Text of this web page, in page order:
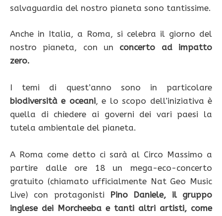
salvaguardia del nostro pianeta sono tantissime.
Anche in Italia, a Roma, si celebra il giorno del
nostro pianeta, con un concerto ad impatto
zero.
I temi di quest’anno sono in particolare
biodiversità e oceani, e lo scopo dell’iniziativa è
quella di chiedere ai governi dei vari paesi la
tutela ambientale del pianeta.
A Roma come detto ci sarà al Circo Massimo a
partire dalle ore 18 un mega-eco-concerto
gratuito (chiamato ufficialmente Nat Geo Music
Live) con protagonisti Pino Daniele, il gruppo
inglese dei Morcheeba e tanti altri artisti, come